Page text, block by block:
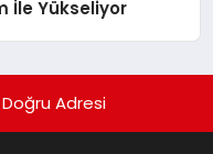
İle Yükseliyor
Adresi